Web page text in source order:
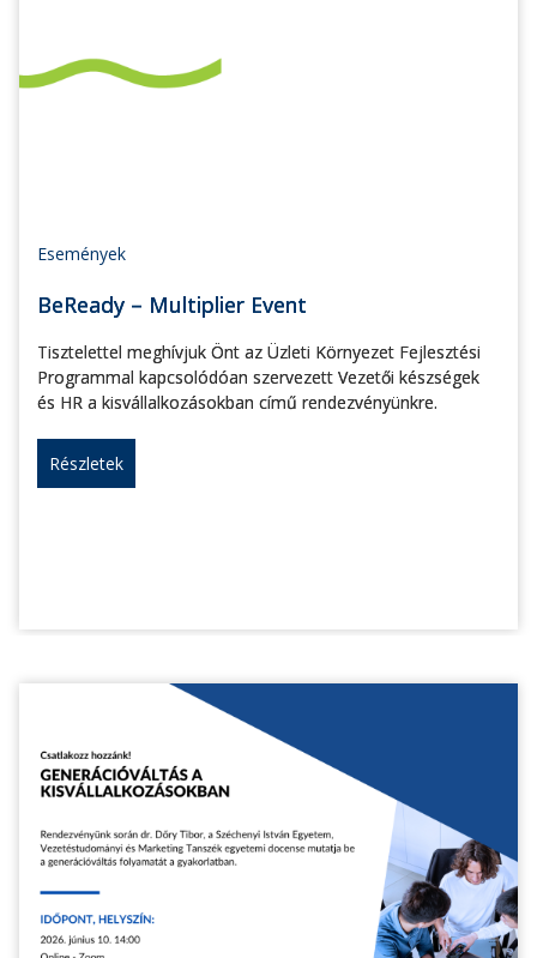
Események
BeReady – Multiplier Event
Tisztelettel meghívjuk Önt az Üzleti Környezet Fejlesztési
Programmal kapcsolódóan szervezett Vezetői készségek
és HR a kisvállalkozásokban című rendezvényünkre.
Részletek